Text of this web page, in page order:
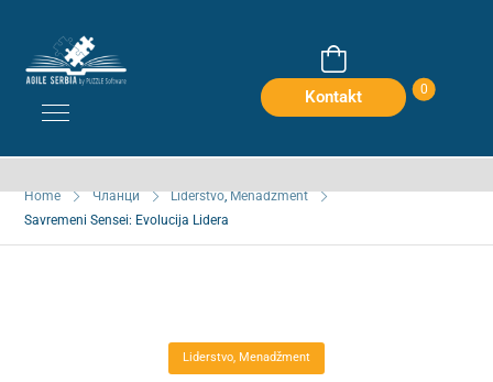
0
Kontakt
Savremeni Sensei: Evolucija
Lidera
Home Чланци Liderstvo,Menadžment
Savremeni Sensei: Evolucija Lidera
Liderstvo, Menadžment